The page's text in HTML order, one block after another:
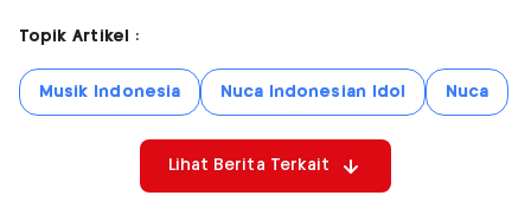
Topik Artikel :
Musik Indonesia Nuca Indonesian Idol Nuca
Lihat Berita Terkait